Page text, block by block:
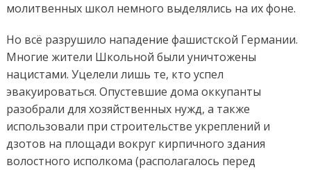
молитвенных школ немного выделялись на их фоне.
Но всё разрушило нападение фашистской Германии.
Многие жители Школьной были уничтожены
нацистами. Уцелели лишь те, кто успел
эвакуироваться. Опустевшие дома оккупанты
разобрали для хозяйственных нужд, а также
использовали при строительстве укреплений и
дзотов на площади вокруг кирпичного здания
волостного исполкома (располагалось перед